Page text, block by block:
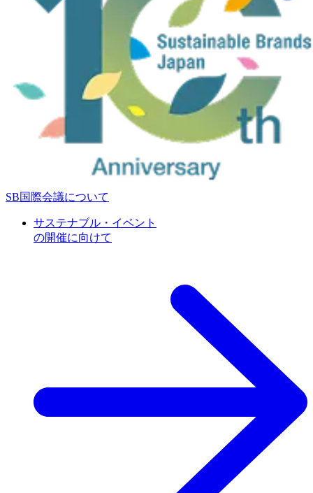
SB国際会議について
サステナブル・イベント
の開催に向けて